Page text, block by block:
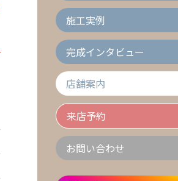
施工実例
完成インタビュー
店舗案内
来店予約
お問い合わせ